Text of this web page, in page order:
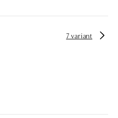
či náhrdelník, nedarujete s
investici.
7 variant